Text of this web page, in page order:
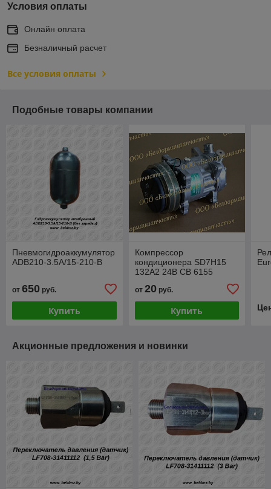
Условия оплаты
Онлайн оплата
Безналичный расчет
Все условия оплаты
Подобные товары компании
Пневмогидроаккумулятор
ADB210-3.5A/15-210-B
от 650 руб.
Купить
Компрессор
кондиционера SD7H15
132A2 24B CB 6155
от 20руб.
Купить
Акционные предложения и новинки